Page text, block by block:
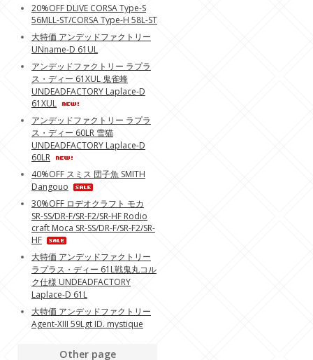
20%OFF DLIVE CORSA Type-S
56MLL-ST/CORSA Type-H 58L-ST
大特価 アンデッドファクトリー
UNname-D 61UL
アンデッドファクトリー ラプラ
ス・ディー 61XUL 鬼雀蜂
UNDEADFACTORY Laplace-D
61XUL
アンデッドファクトリー ラプラ
ス・ディー 60LR 雪猫
UNDEADFACTORY Laplace-D
60LR
40%OFF スミス 団子魚 SMITH
Dangouo
30%OFF ロデオクラフト モカ
SR-SS/DR-F/SR-F2/SR-HF Rodio
craft Moca SR-SS/DR-F/SR-F2/SR-
HF
大特価 アンデッドファクトリー
ラプラス・ディー 61L戦鬼丸コル
ク仕様 UNDEADFACTORY
Laplace-D 61L
大特価 アンデッドファクトリー
Agent-XIII 59Lgt ID. mystique
Other page